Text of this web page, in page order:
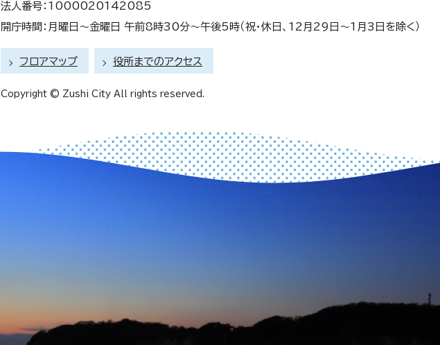
法人番号：1000020142085
開庁時間：月曜日～金曜日 午前8時30分～午後5時（祝・休日、12月29日～1月3日を除く）
フロアマップ 役所までのアクセス
Copyright © Zushi City All rights reserved.